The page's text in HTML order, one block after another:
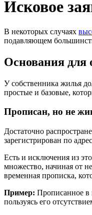
Исковое
В некоторых случаях
подавляющем
Основания для
У собственника жилья
простые и базовые,
Прописан, но не
Достаточно
зарегистрирован по
Есть и исключения из
множество, начиная от
временная прописка,
Пример: Прописанное в
пользуясь его